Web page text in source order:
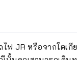
ฟ JR หรือจากโตเกี